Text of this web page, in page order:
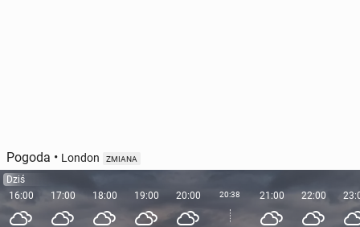
Pogoda • London ZMIANA
Dziś
16:00
17:00 18:00 19:00 20:00 20:38 21:00 22:00